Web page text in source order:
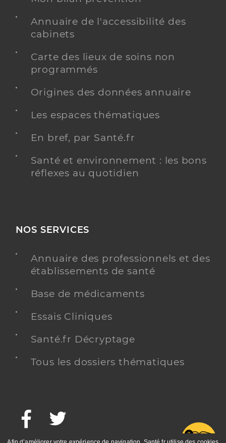
Annuaire de l'accessibilité des
cabinets
Carte des lieux de soins non
programmés
Origines des données annuaire
Les espaces thématiques
En bref, par Santé.fr
Santé et environnement : les bons
réflexes au quotidien
NOS SERVICES
Annuaire des professionnels et des
établissements de santé
Base de médicaments
Essais Cliniques
Santé.fr Décryptage
Tous les dossiers thématiques
Facebook